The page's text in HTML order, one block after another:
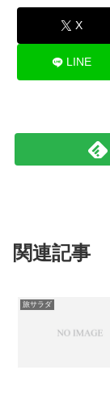
X
LINE
関連記事
旅サラダ